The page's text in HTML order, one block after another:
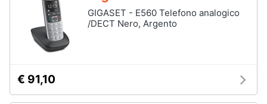
GIGASET - E560 Telefono analogico
/DECT Nero, Argento
€ 91,10